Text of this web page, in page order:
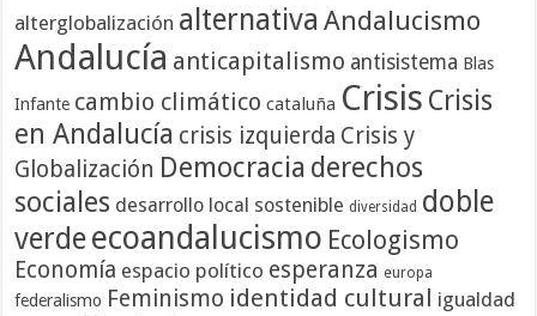
alterglobalización alternativa Andalucismo
Andalucía anticapitalismo antisistema Blas
Infante cambio climático cataluña Crisis Crisis
en Andalucía crisis izquierda Crisis y
Globalización Democracia derechos
sociales desarrollo local sostenible diversidad doble
verdeecoandalucismo Ecologismo
Economía espacio político esperanza europa
federalismo Feminismo identidad cultural igualdad